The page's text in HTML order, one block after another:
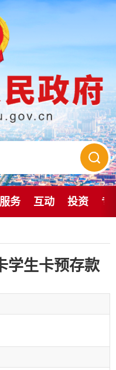
服务 互动 投资 专
学生卡预存款